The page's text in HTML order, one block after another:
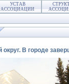
УСТАВ
АССОЦИАЦИИ
В городе